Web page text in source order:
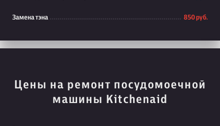
Замена тэна 850 руб.
Цены на ремонт посудомоечной
машины Kitchenaid